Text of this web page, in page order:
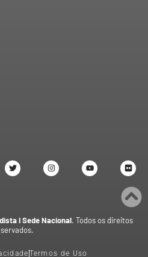
I Sede Nacional. Todos os direitos
Termos de Uso